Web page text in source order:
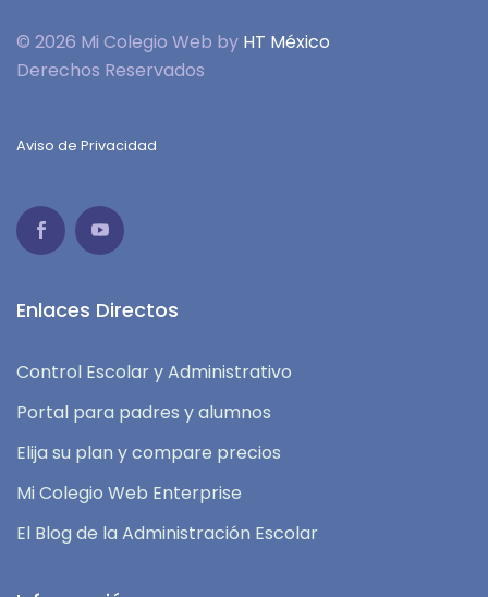
© 2026 Mi Colegio Web by HT México
Derechos Reservados
Aviso de Privacidad
Enlaces Directos
Control Escolar y Administrativo
Portal para padres y alumnos
Elija su plan y compare precios
Mi Colegio Web Enterprise
El Blog de la Administración Escolar